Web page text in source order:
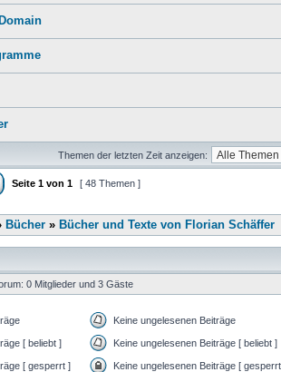
Themen der letzten Zeit anzeigen:
Seite 1 von 1 [ 48 Themen ]
Bücher » Bücher und Texte von Florian Schäffer
0 Mitglieder und 3 Gäste
Keine ungelesenen Beiträge
[ beliebt ] Keine ungelesenen Beiträge [ beliebt ]
[ gesperrt ] Keine ungelesenen Beiträge [